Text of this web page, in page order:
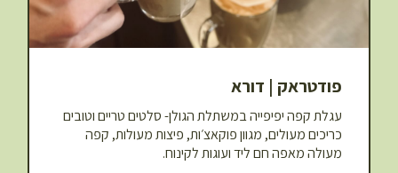
פודטראק | דורא
עגלת קפה יפיפייה במשתלת הגולן- סלטים טריים וטובים
כריכים מעולים, מגוון פוקאצ׳ות, פיצות מעולות, קפה
מעולה מאפה חם ליד ועוגות לקינוח.